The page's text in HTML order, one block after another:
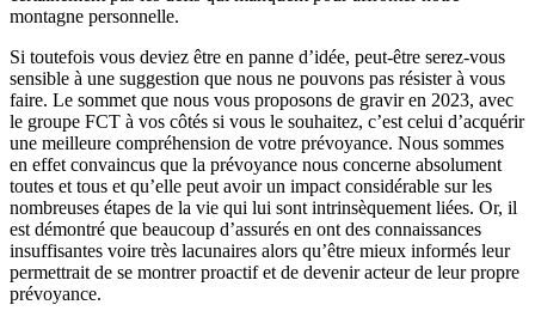
montagne personnelle.
Si toutefois vous deviez être en panne d’idée, peut-être serez-vous
sensible à une suggestion que nous ne pouvons pas résister à vous
faire. Le sommet que nous vous proposons de gravir en 2023, avec
le groupe FCT à vos côtés si vous le souhaitez, c’est celui d’acquérir
une meilleure compréhension de votre prévoyance. Nous sommes
en effet convaincus que la prévoyance nous concerne absolument
toutes et tous et qu’elle peut avoir un impact considérable sur les
nombreuses étapes de la vie qui lui sont intrinsèquement liées. Or, il
est démontré que beaucoup d’assurés en ont des connaissances
insuffisantes voire très lacunaires alors qu’être mieux informés leur
permettrait de se montrer proactif et de devenir acteur de leur propre
prévoyance.